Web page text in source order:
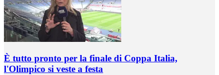
È tutto pronto per la finale di Coppa Italia,
l'Olimpico si veste a festa